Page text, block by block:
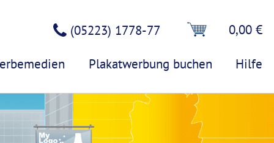
(05223) 1778-77 0,00 €
Plakatwerbung buchen Hilfe